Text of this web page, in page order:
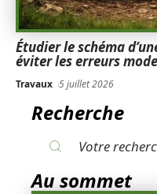
Étudier le schéma
éviter les erreurs
Travaux 5 juillet 2026
Recherche
Au sommet